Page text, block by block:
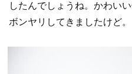
したんでしょうね。かわい
ボンヤリしてきましたけど。